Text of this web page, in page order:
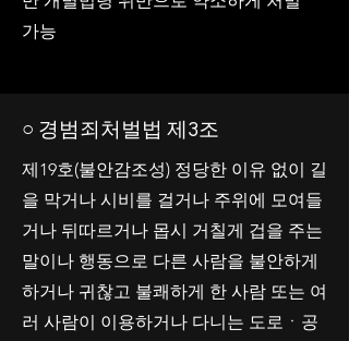
가능
○ 경범죄처벌법 제3조
제19호(불안감조성) 정당한 이유 없이 길
을 막거나 시비를 걸거나 주위에 모여들
거나 뒤따르거나 몹시 거칠게 겁을 주는
말이나 행동으로 다른 사람을 불안하게
하거나 귀찮고 불쾌하게 한 사람 또는 여
러 사람이 이용하거나 다니는 도로ㆍ공